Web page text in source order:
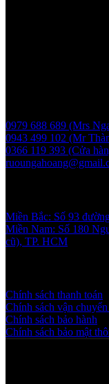
0979 688 689 (Mrs
0943 499 102 (Mr
0366 119 393 (Cửa
Miền Bắc: Số 93
Miền Nam: Số 180
cũ), TP. HCM
Chính sách thanh toán
Chính sách vận
Chính sách bảo hành
Chính sách bảo mật